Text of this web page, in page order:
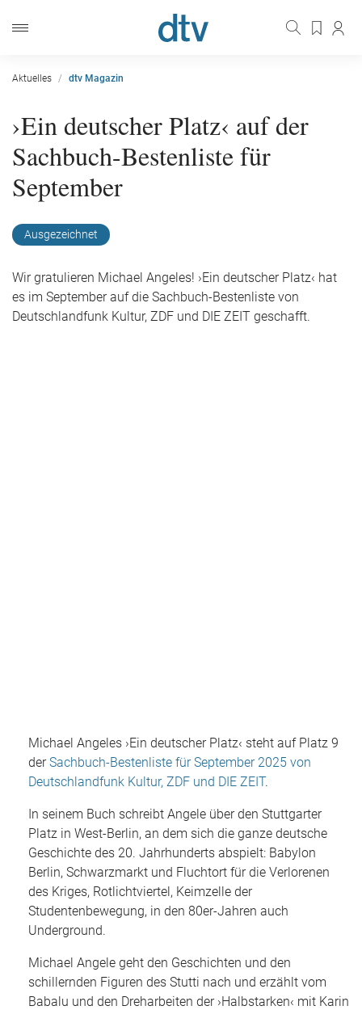
Aktuelles dtv Magazin
›Ein deutscher Platz‹ auf der
Sachbuch-Bestenliste für
September
Ausgezeichnet
Wir gratulieren Michael Angeles! ›Ein deutscher Platz‹ hat
es im September auf die Sachbuch-Bestenliste von
Deutschlandfunk Kultur, ZDF und DIE ZEIT geschafft.
Michael Angeles ›Ein deutscher Platz‹ steht auf Platz 9
derSachbuch-Bestenliste für September 2025 von
Deutschlandfunk Kultur, ZDF und DIE ZEIT.
In seinem Buch schreibt Angele über den Stuttgarter
Platz in West-Berlin, an dem sich die ganze deutsche
Geschichte des 20. Jahrhunderts abspielt: Babylon
Berlin, Schwarzmarkt und Fluchtort für die Verlorenen
des Kriges, Rotlichtviertel, Keimzelle der
Studentenbewegung, in den 80er-Jahren auch
Underground.
Michael Angele geht den Geschichten und den
schillernden Figuren des Stutti nach und erzählt vom
Babalu und den Dreharbeiten der ›Halbstarken‹ mit Karin